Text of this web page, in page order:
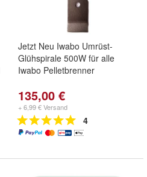
Jetzt Neu Iwabo Umrüst-
Glühspirale 500W für alle
Iwabo Pelletbrenner
135,00 €
+ 6,99 € Versand
4